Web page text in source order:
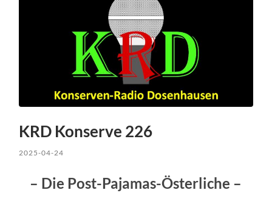
KRD Konserve 226
2025-04-24
– Die Post-Pajamas-Österliche –